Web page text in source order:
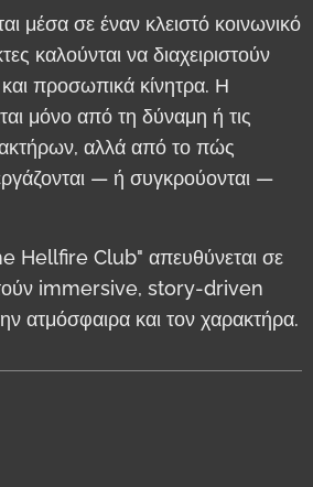
μέσα σε έναν κλειστό κοινωνικό
καλούνται να διαχειριστούν
προσωπικά κίνητρα. Η
μόνο από τη δύναμη ή τις
αλλά από το πώς
— ή συγκρούονται —
Hellfire Club" απευθύνεται σε
immersive, story-driven
ατμόσφαιρα και τον χαρακτήρα.